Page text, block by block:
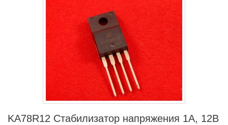
KA78R12 Стабилизатор напряжения 1А, 12В